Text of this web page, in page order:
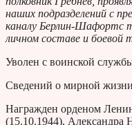
наших подразделений с
каналу Берлин-Шафортс т.
личном составе и боевой
Уволен с воинской
Сведений о мирной
Награжден орденом
(15.10.1944), Александра